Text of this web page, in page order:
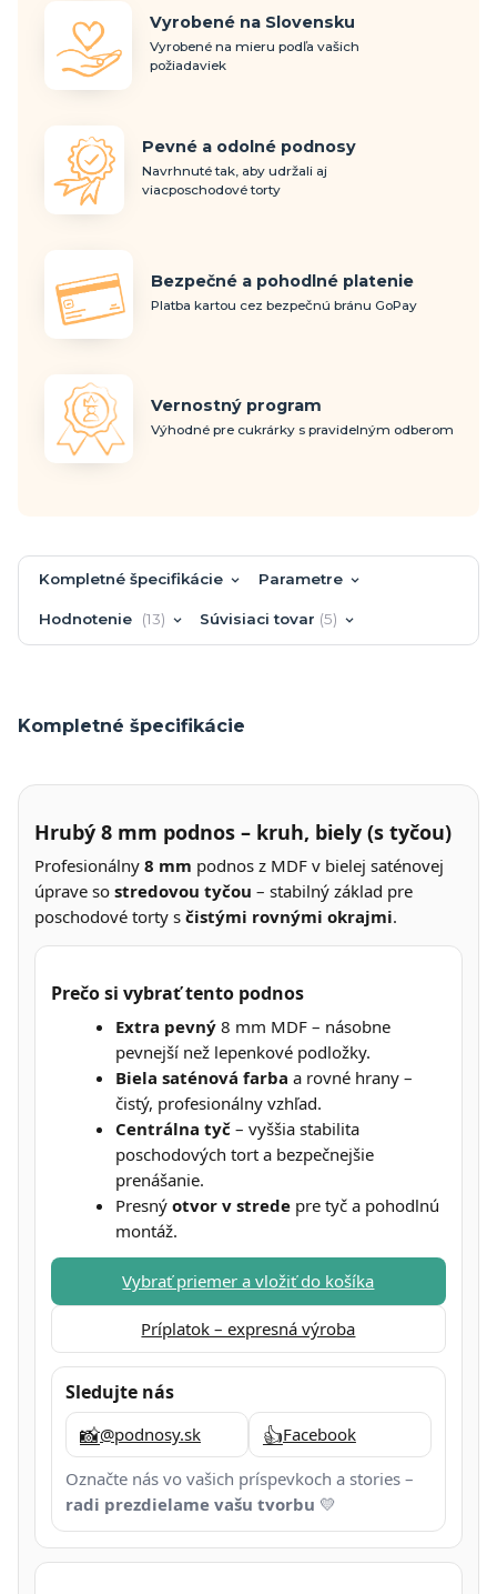
Vyrobené na Slovensku
Vyrobené na mieru podľa vašich
požiadaviek
Pevné a odolné podnosy
Navrhnuté tak, aby udržali aj
viacposchodové torty
Bezpečné a pohodlné platenie
Platba kartou cez bezpečnú bránu GoPay
Vernostný program
Výhodné pre cukrárky s pravidelným odberom
Kompletné špecifikácie Parametre
Hodnotenie 13 Súvisiaci tovar 5
Kompletné špecifikácie
Hrubý 8 mm podnos – kruh, biely (s tyčou)
Profesionálny 8 mm podnos z MDF v bielej saténovej
úprave so stredovou tyčou – stabilný základ pre
poschodové torty s čistými rovnými okrajmi.
Prečo si vybrať tento podnos
Extra pevný 8 mm MDF – násobne
pevnejší než lepenkové podložky.
Biela saténová farba a rovné hrany –
čistý, profesionálny vzhľad.
Centrálna tyč – vyššia stabilita
poschodových tort a bezpečnejšie
prenášanie.
Presný otvor v strede pre tyč a pohodlnú
montáž.
Vybrať priemer a vložiť do košíka
Príplatok – expresná výroba
Sledujte nás
📸@podnosy.sk 👍Facebook
Označte nás vo vašich príspevkoch a stories –
radi prezdielame vašu tvorbu 💛